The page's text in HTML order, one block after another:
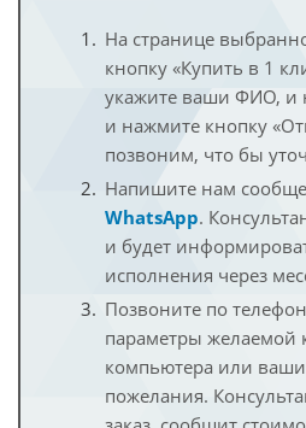
На странице
кнопку «Купить в 1
укажите ваши ФИО, и
и нажмите кнопку
позвоним, что бы
Напишите нам
WhatsApp.
и будет
исполнения через
Позвоните по
параметры желаемой
компьютера или
пожелания.